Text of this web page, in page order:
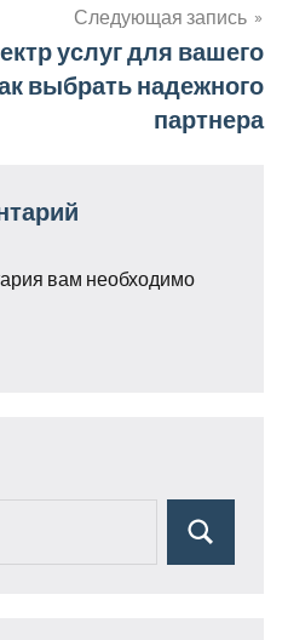
Следующая запись
услуг для вашего
выбрать надежного
партнера
вам необходимо
Поиск